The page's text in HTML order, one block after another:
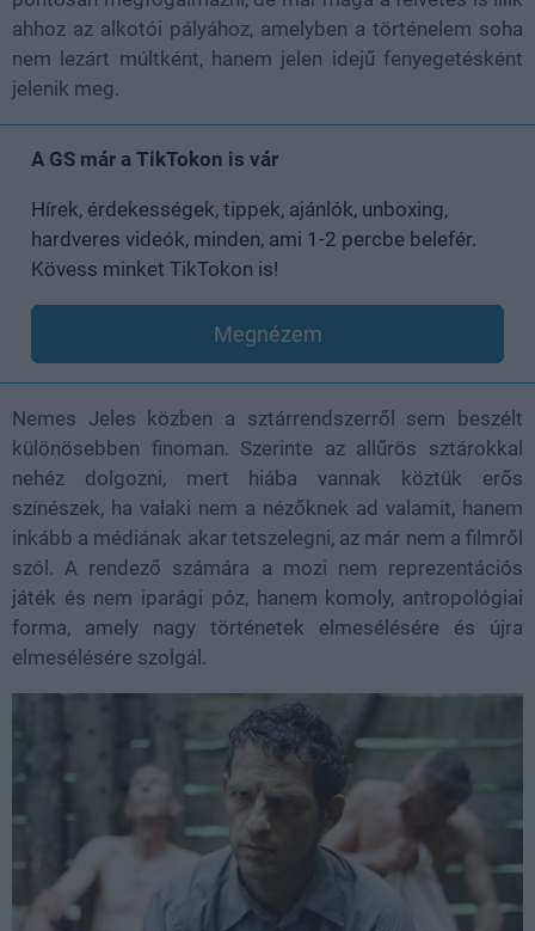
ahhoz az alkotói pályához, amelyben a történelem soha
nem lezárt múltként, hanem jelen idejű fenyegetésként
jelenik meg.
A GS már a TikTokon is vár
Hírek, érdekességek, tippek, ajánlók, unboxing,
hardveres videók, minden, ami 1-2 percbe belefér.
Kövess minket TikTokon is!
Megnézem
Nemes Jeles közben a sztárrendszerről sem beszélt
különösebben finoman. Szerinte az allűrös sztárokkal
nehéz dolgozni, mert hiába vannak köztük erős
színészek, ha valaki nem a nézőknek ad valamit, hanem
inkább a médiának akar tetszelegni, az már nem a filmről
szól. A rendező számára a mozi nem reprezentációs
játék és nem iparági póz, hanem komoly, antropológiai
forma, amely nagy történetek elmesélésére és újra
elmesélésére szolgál.